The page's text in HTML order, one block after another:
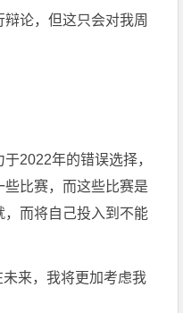
论，但这只会对我周
2022年的错误选择，
比赛，而这些比赛是
而将自己投入到不能
来，我将更加考虑我